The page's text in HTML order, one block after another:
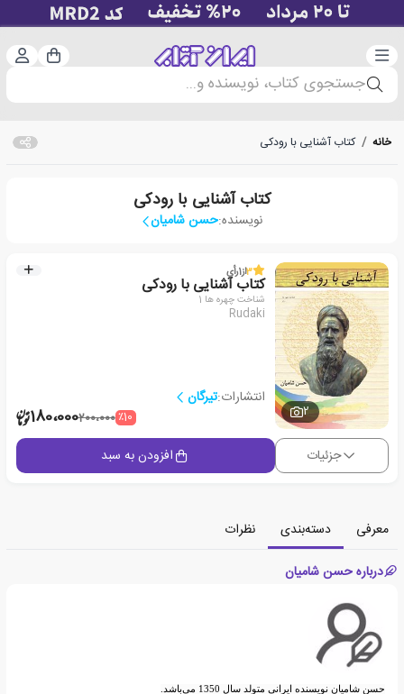
دسته‌بندی سبد
جستجوی کتاب، نویسنده و...
خانه / کتاب آشنایی با رودکی
کتاب آشنایی با رودکی
نویسنده:حسن شامیان
2
3از1رأی
کتاب آشنایی با رودکی
شناخت چهره ها 1
Rudaki
انتشارات:تیرگان
٪10200،000180،000
جزئیات افزودن به سبد
معرفی دسته‌بندی
نظرات
درباره حسن شامیان
حسن شامیان نویسنده ایرانی متولد سال 1350 می‌باشد.